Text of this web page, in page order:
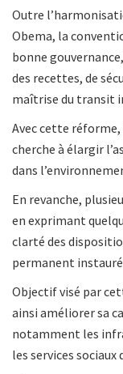
Outre
Obema, la
bonne
des recettes, de
maîtrise du transit
Avec cette
cherche à élargir
dans
En revanche,
en exprimant
clarté des
permanent
Objectif visé par
ainsi améliorer sa
notamment les
les services sociaux